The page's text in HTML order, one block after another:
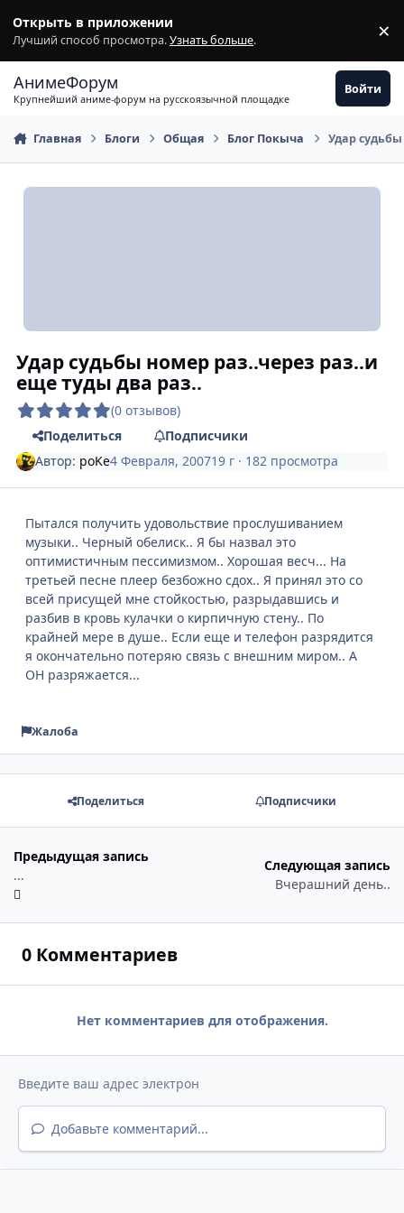
Открыть в приложении
Лучший способ просмотра.Узнать больше. ×
АнимеФорум
Крупнейший аниме-форум на русскоязычной площадке
Войти
Главная Блоги Общая Блог Покыча Удар
Удар судьбы номер раз..через раз..и
еще туды два раз..
(0 отзывов)
Поделиться
Подписчики
Автор: poKe4 Февраля, 200719 г · 182 просмотра
Пытался получить удовольствие прослушиванием
музыки.. Черный обелиск.. Я бы назвал это
оптимистичным пессимизмом.. Хорошая весч... На
третьей песне плеер безбожно сдох.. Я принял это со
всей присущей мне стойкостью, разрыдавшись и
разбив в кровь кулачки о кирпичную стену.. По
крайней мере в душе.. Если еще и телефон разрядится
я окончательно потеряю связь с внешним миром.. А
ОН разряжается...
Жалоба
Поделиться Подписчики
Предыдущая запись
...
Следующая запись
Вчерашний день..
0 Комментариев
Нет комментариев для отображения.
Добавьте комментарий...